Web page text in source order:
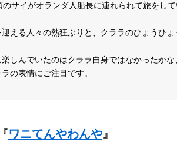
サイがオランダ人船長に連れられて旅をし
える人々の熱狂ぶりと、クララのひょうひ
しんでいたのはクララ自身ではなかったかな
の表情にご注目です。
ワニてんやわんや』